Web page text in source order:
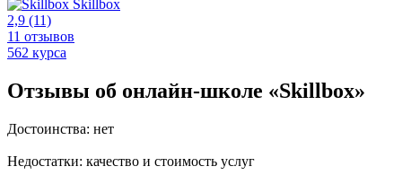
Skillbox
2,9 (11)
11 отзывов
562 курса
Отзывы об онлайн-школе «Skillbox»
Достоинства: нет
Недостатки: качество и стоимость услуг